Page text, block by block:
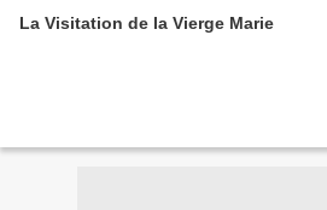
La Visitation de la Vierge Marie